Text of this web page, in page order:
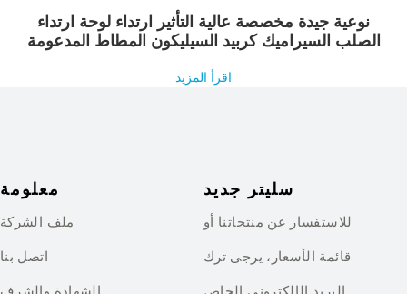
نوعية جيدة مخصصة عالية التأثير ارتداء لوحة ارتداء
الصلب السيراميك كربيد السيليكون المطاط المدعومة
اقرأ المزيد
معلومة
ملف الشركة
اتصل بنا
الشهادة والشرف
سليتر جديد
للاستفسار عن منتجاتنا أو
قائمة الأسعار، يرجى ترك
البريد الإلكتروني الخاص